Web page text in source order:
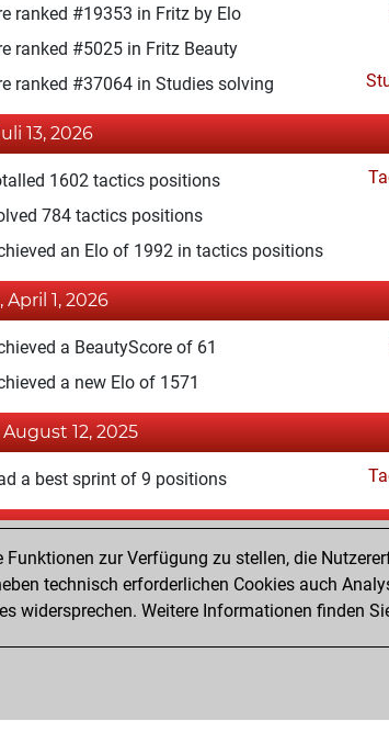
ranked #19353 in Fritz by Elo
ranked #5025 in Fritz Beauty
ranked #37064 in Studies solving
13, 2026
1602 tactics positions
784 tactics positions
an Elo of 1992 in tactics positions
1, 2026
a BeautyScore of 61
a new Elo of 1571
12, 2025
a best sprint of 9 positions
22, 2025
your Fritz account
your Studies account
zur Verfügung zu stellen, die
technisch erforderlichen Cookies auch
widersprechen. Weitere Informationen finden